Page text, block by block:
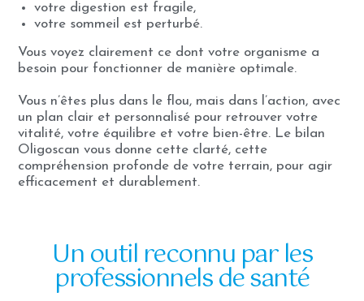
votre digestion est fragile,
votre sommeil est perturbé.
Vous voyez clairement ce dont votre organisme a
besoin pour fonctionner de manière optimale.
Vous n’êtes plus dans le flou, mais dans l’action, avec
un plan clair et personnalisé pour retrouver votre
vitalité, votre équilibre et votre bien-être. Le bilan
Oligoscan vous donne cette clarté, cette
compréhension profonde de votre terrain, pour agir
efficacement et durablement.
Un outil reconnu par les
professionnels de santé